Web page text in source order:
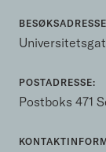
POSTADRESSE:
Postboks 471